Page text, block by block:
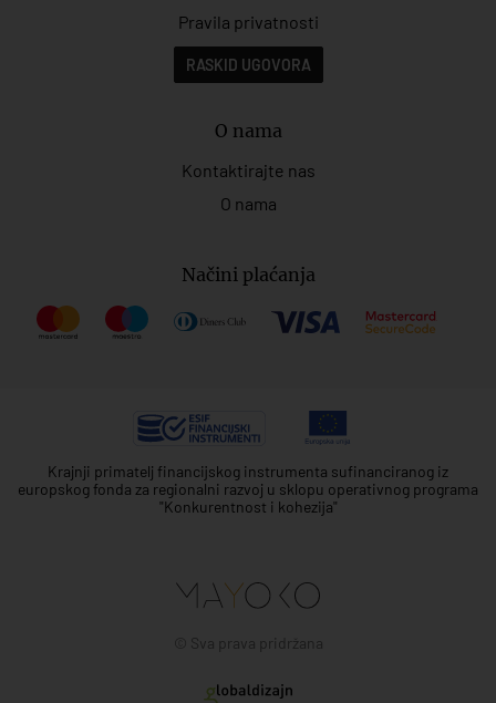
Pravila privatnosti
RASKID UGOVORA
O nama
Kontaktirajte nas
O nama
Načini plaćanja
Krajnji primatelj financijskog instrumenta sufinanciranog iz
europskog fonda za regionalni razvoj u sklopu operativnog programa
"Konkurentnost i kohezija"
© Sva prava pridržana